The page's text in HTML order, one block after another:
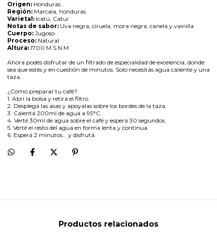
Origen: Honduras
Región: Marcala, honduras
Varietal: Icatú, Catuí
Notas de sabor: Uva negra, ciruela, mora negra, canela y vainilla
Cuerpo: Jugoso
Proceso: Natural
Altura: 1700 M.S.N.M
Ahora podés disfrutar de un filtrado de especialidad de excelencia, donde
sea que estés y en cuestión de minutos. Solo necesitás agua caliente y una
taza.
¿Cómo preparar tu café?
1. Abrí la bolsa y retirá el filtro.
2. Desplegá las asas y apoyalas sobre los bordes de la taza.
3. Calentá 200ml de agua a 95°C.
4. Verté 30ml de agua sobre el café y esperá 30 segundos.
5. Verté el resto del agua en forma lenta y continua.
6. Esperá 2 minutos... y disfrutá.
Productos relacionados